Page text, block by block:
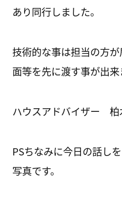
あり同行しました。
技術的な事は担当の方
面等を先に渡す事が出来
ハウスアドバイザー 柏
PSちなみに今日の話し
写真です。